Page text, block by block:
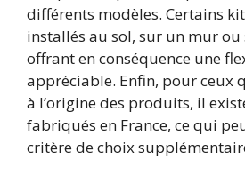
différents modèles. Certains
installés au sol, sur un mur
offrant en conséquence une
appréciable. Enfin, pour ceux
à l’origine des produits, il
fabriqués en France, ce qui
critère de choix